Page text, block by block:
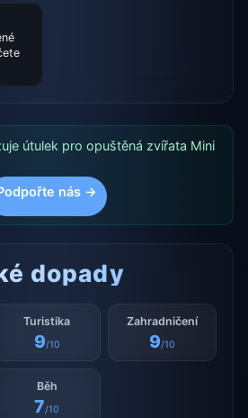
útulek pro opuštěná zvířata Mini
nás →
dopady
Turistika
9/10
Zahradničení
9/10
Běh
7/10